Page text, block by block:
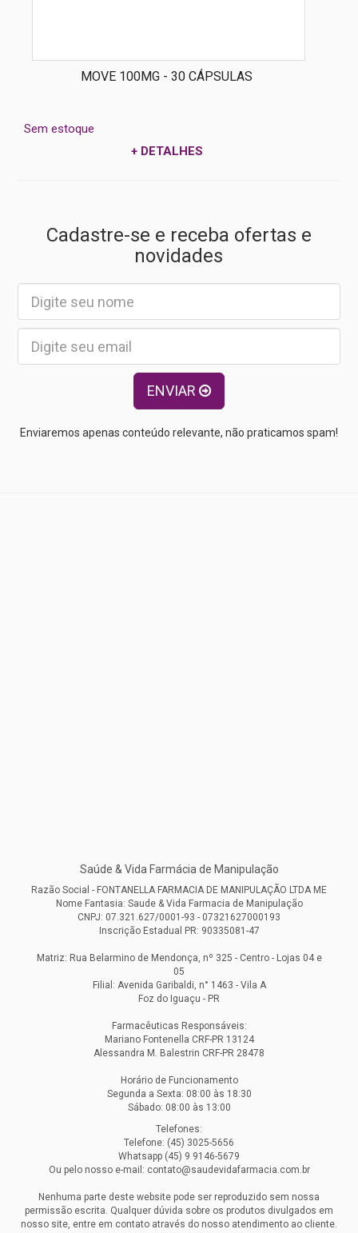
MOVE 100MG - 30 CÁPSULAS
Sem estoque
+ DETALHES
Cadastre-se e receba ofertas e
novidades
ENVIAR
Enviaremos apenas conteúdo relevante, não praticamos spam!
Saúde & Vida Farmácia de Manipulação
Razão Social - FONTANELLA FARMACIA DE MANIPULAÇÃO LTDA ME
Nome Fantasia: Saude & Vida Farmacia de Manipulação
CNPJ: 07.321.627/0001-93 - 07321627000193
Inscrição Estadual PR: 90335081-47
Matriz: Rua Belarmino de Mendonça, nº 325 - Centro - Lojas 04 e
05
Filial: Avenida Garibaldi, n° 1463 - Vila A
Foz do Iguaçu - PR
Farmacêuticas Responsáveis:
Mariano Fontenella CRF-PR 13124
Alessandra M. Balestrin CRF-PR 28478
Horário de Funcionamento
Segunda a Sexta: 08:00 às 18:30
Sábado: 08:00 às 13:00
Telefones:
Telefone: (45) 3025-5656
Whatsapp (45) 9 9146-5679
Ou pelo nosso e-mail: contato@saudevidafarmacia.com.br
Nenhuma parte deste website pode ser reproduzido sem nossa
permissão escrita. Qualquer dúvida sobre os produtos divulgados em
nosso site, entre em contato através do nosso atendimento ao cliente.